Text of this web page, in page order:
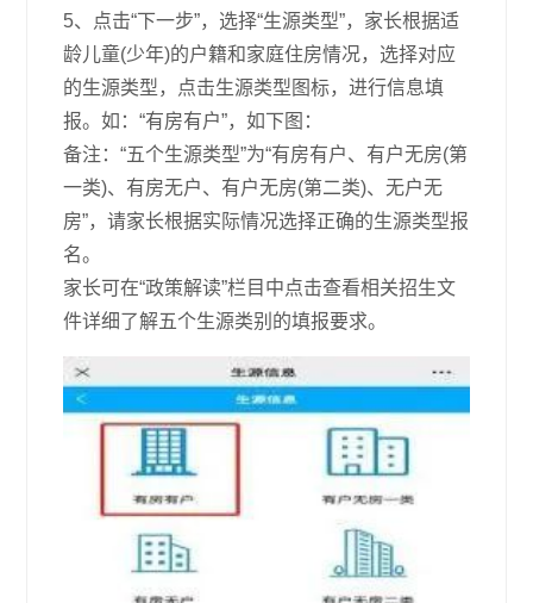
5、点击“下一步”，选择“生源类型”，家长根据适
龄儿童(少年)的户籍和家庭住房情况，选择对应
的生源类型，点击生源类型图标，进行信息填
报。如：“有房有户”，如下图：
备注：“五个生源类型”为“有房有户、有户无房(第
一类)、有房无户、有户无房(第二类)、无户无
房”，请家长根据实际情况选择正确的生源类型报
名。
家长可在“政策解读”栏目中点击查看相关招生文
件详细了解五个生源类别的填报要求。